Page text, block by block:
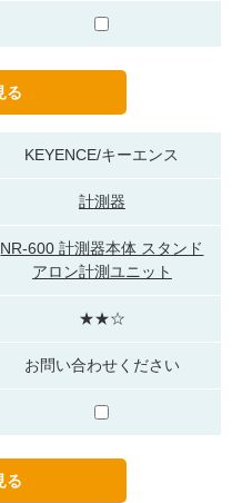
KEYENCE/キーエンス
計測器
NR-600 計測器本体 スタンド
アロン計測ユニット
★★☆
お問い合わせください